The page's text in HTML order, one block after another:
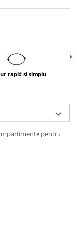
rapid si simplu
pentru